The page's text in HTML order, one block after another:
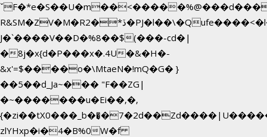
R&SM�ZV�M�R2�*ڏ�PJ�l��\�Qufe����<�l���
J�`����V��D�%8��$(���-cd�|
�8j�x{d�P���x�.4U�&�H�-
&x'=$����o�\MtaeN�!mQ�G� }
��5��ԁ_Ja~��� "F��ZG|
�~�������u�Ei��,�,
zlYHxp�i�4�B%0W�f